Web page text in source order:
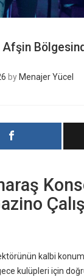
by Menajer Yücel
kalbi
kulüpleri için